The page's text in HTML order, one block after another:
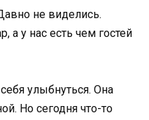
не виделись.
а у нас есть чем гостей
улыбнуться. Она
Но сегодня что-то